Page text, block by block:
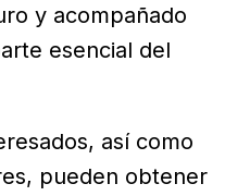
y acompañado
esencial del
así como
pueden obtener